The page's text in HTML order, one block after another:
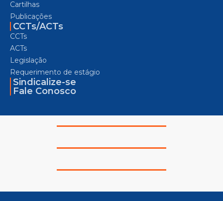
Cartilhas
Publicações
CCTs/ACTs
CCTs
ACTs
Legislação
Requerimento de estágio
Sindicalize-se
Fale Conosco